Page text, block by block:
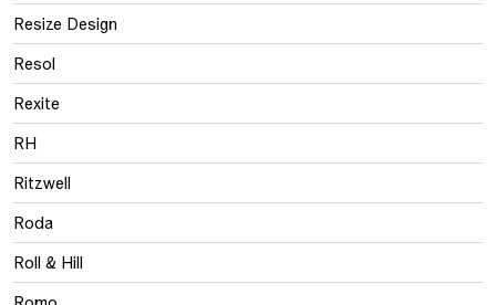
Resize Design
Resol
Rexite
RH
Ritzwell
Roda
Roll & Hill